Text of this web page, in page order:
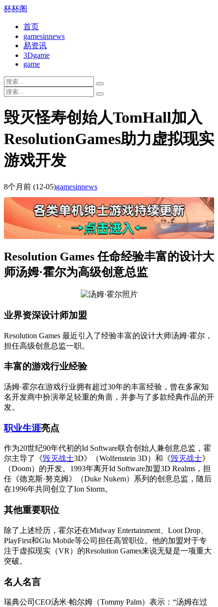
杯杯阁
首页
gamesinnews
易资讯
3Dgame
game
毁灭怪寿创始人TomHall加入
ResolutionGames助力虚拟现实
游戏开发
8个月前 (12-05)gamesinnews
Resolution Games 任命经验丰富的设计大
师汤姆·霍尔为高级创意总监
业界资深设计师加盟
Resolution Games 最近引入了经验丰富的设计大师汤姆·霍尔，
担任高级创意总监一职。
丰富的游戏行业经验
汤姆·霍尔在游戏行业拥有超过30年的丰富经验，曾在多家知
名开发商中扮演举足轻重的角啬，并参与了多款经典作品的开
发。
职业生涯亮点
作为20世纪90年代初的Id Software联合创始人兼创意总监，霍
尔主导了《毁灭战士3D》（Wolfenstein 3D）和《毁灭战士》
（Doom）的开发。1993年离开Id Software加盟3D Realms，担
任《德克斯·努克姆》（Duke Nukem）系列的创意总监，随后
在1996年共同创立了Ion Storm。
其他重要职位
除了上述经历，霍尔还在Midway Entertainment、Loot Drop、
PlayFirst和Glu Mobile等公司担任高管职位。他的加盟对于专
注于虚拟现实（VR）的Resolution Games来说无疑是一项重大
突破。
名人名言
瑞典公司CEO汤米·帕尔姆（Tommy Palm）表示：“汤姆在过